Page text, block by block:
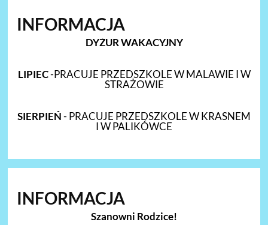
INFORMACJA
DYŻUR WAKACYJNY
LIPIEC-PRACUJE PRZEDSZKOLE W MALAWIE I W
STRAŻOWIE
SIERPIEŃ- PRACUJE PRZEDSZKOLE W KRASNEM
I W PALIKÓWCE
INFORMACJA
Szanowni Rodzice!